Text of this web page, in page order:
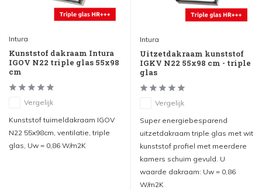
Intura
Kunststof dakraam Intura
IGOV N22 triple glas 55x98
cm
Vergelijk
Kunststof tuimeldakraam IGOV
N22 55x98cm, ventilatie, triple
glas, Uw = 0,86 W/m2K
Intura
Uitzetdakraam kunststof
IGKV N22 55x98 cm - triple
glas
Vergelijk
Super energiebesparend
uitzetdakraam triple glas met wit
kunststof profiel met meerdere
kamers schuim gevuld. U
waarde dakraam: Uw = 0,86
W/m2K